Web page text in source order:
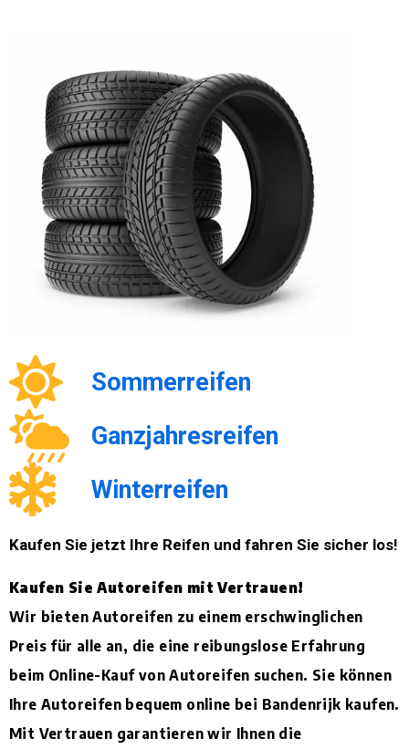
Sommerreifen
Ganzjahresreifen
Winterreifen
Kaufen Sie jetzt Ihre Reifen und fahren Sie sicher los!
Kaufen Sie Autoreifen mit Vertrauen!
Wir bieten Autoreifen zu einem erschwinglichen
Preis für alle an, die eine reibungslose Erfahrung
beim Online-Kauf von Autoreifen suchen. Sie können
Ihre Autoreifen bequem online bei Bandenrijk kaufen.
Mit Vertrauen garantieren wir Ihnen die